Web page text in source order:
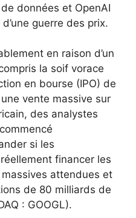
données et OpenAI
guerre des prix.
en raison d’un
la soif vorace
en bourse (IPO) de
vente massive sur
des analystes
si les
financer les
attendues et
de 80 milliards de
: GOOGL).